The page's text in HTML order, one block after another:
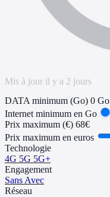
DATA minimum (Go) 0 Go
Internet minimum en Go
Prix maximum (€) 68€
Prix maximum en euros
Technologie
4G 5G 5G+
Engagement
Sans Avec
Réseau